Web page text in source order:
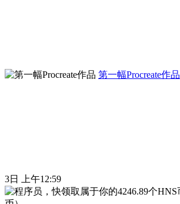
第一幅Procreate作品
3日 上午12:59